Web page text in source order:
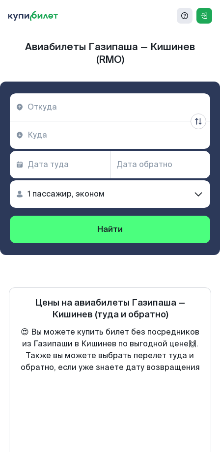
Авиабилеты Газипаша — Кишинев
(RMO)
Найти
Цены на авиабилеты Газипаша —
Кишинев (туда и обратно)
😍 Вы можете купить билет без посредников
из Газипаши в Кишинев по выгодной цене🙌.
Также вы можете выбрать перелет туда и
обратно, если уже знаете дату возвращения